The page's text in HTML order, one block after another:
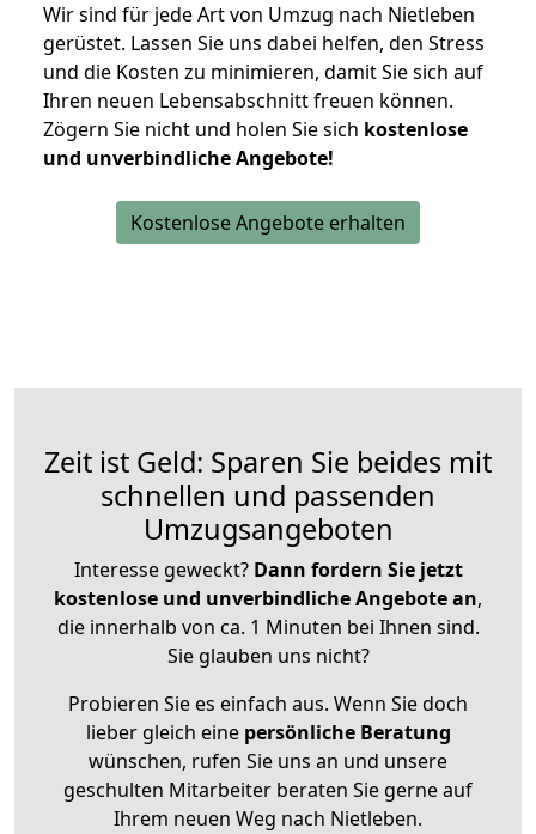
Wir sind für jede Art von Umzug nach Nietleben
gerüstet. Lassen Sie uns dabei helfen, den Stress
und die Kosten zu minimieren, damit Sie sich auf
Ihren neuen Lebensabschnitt freuen können.
Zögern Sie nicht und holen Sie sich kostenlose
und unverbindliche Angebote!
Kostenlose Angebote erhalten
Zeit ist Geld: Sparen Sie beides mit
schnellen und passenden
Umzugsangeboten
Interesse geweckt? Dann fordern Sie jetzt
kostenlose und unverbindliche Angebote an,
die innerhalb von ca. 1 Minuten bei Ihnen sind.
Sie glauben uns nicht?
Probieren Sie es einfach aus. Wenn Sie doch
lieber gleich eine persönliche Beratung
wünschen, rufen Sie uns an und unsere
geschulten Mitarbeiter beraten Sie gerne auf
Ihrem neuen Weg nach Nietleben.